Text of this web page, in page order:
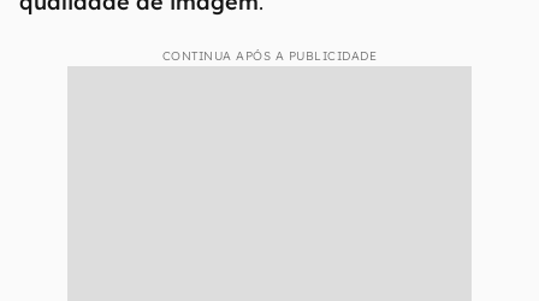
CONTINUA APÓS A PUBLICIDADE